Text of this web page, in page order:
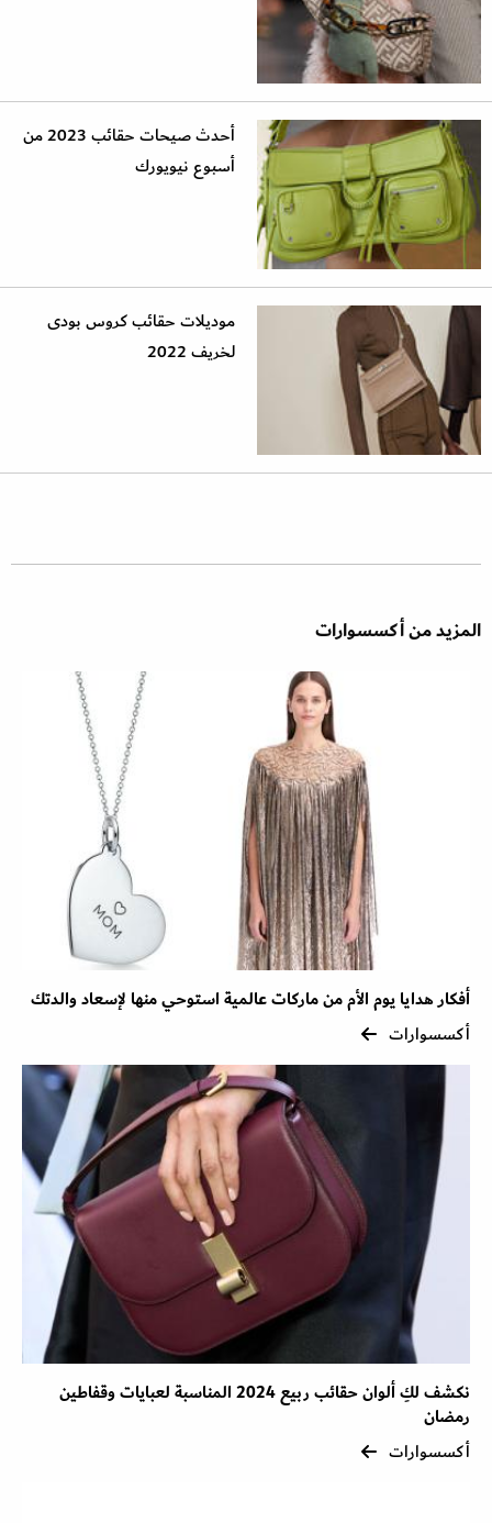
أحدث صيحات حقائب 2023 من
أسبوع نيويورك
موديلات حقائب كروس بودى
لخريف 2022
المزيد من أكسسوارات
أفكار هدايا يوم الأم من ماركات عالمية استوحي منها لإسعاد والدتك
أكسسوارات
نكشف لكِ ألوان حقائب ربيع 2024 المناسبة لعبايات وقفاطين
رمضان
أكسسوارات